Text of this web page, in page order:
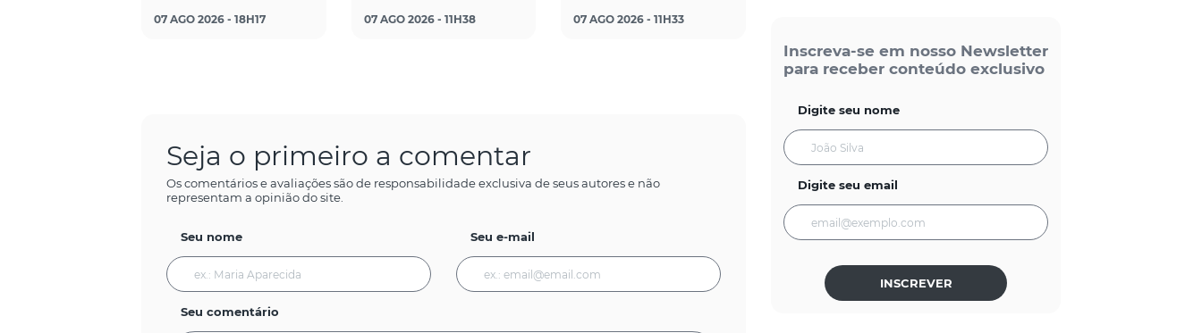
07 AGO 2026 - 18H17 07 AGO 2026 - 11H38 07 AGO 2026 - 11H33
Seja o primeiro a comentar
Os comentários e avaliações são de responsabilidade exclusiva de seus autores e não
representam a opinião do site.
Seu nome Seu e-mail
Seu comentário
Inscreva-se em nosso Newsletter
para receber conteúdo exclusivo
Digite seu nome
Digite seu email
INSCREVER